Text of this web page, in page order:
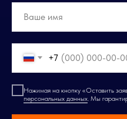
+7
Нажимая на кнопку «Оставить
персональных данных . Мы